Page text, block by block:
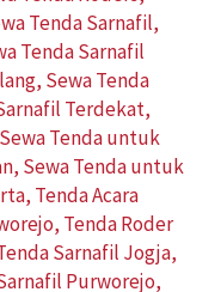
Tenda Sarnafil,
Tenda Sarnafil
, Sewa Tenda
Terdekat,
Sewa Tenda untuk
, Sewa Tenda untuk
, Tenda Acara
, Tenda Roder
Sarnafil Jogja,
Purworejo,